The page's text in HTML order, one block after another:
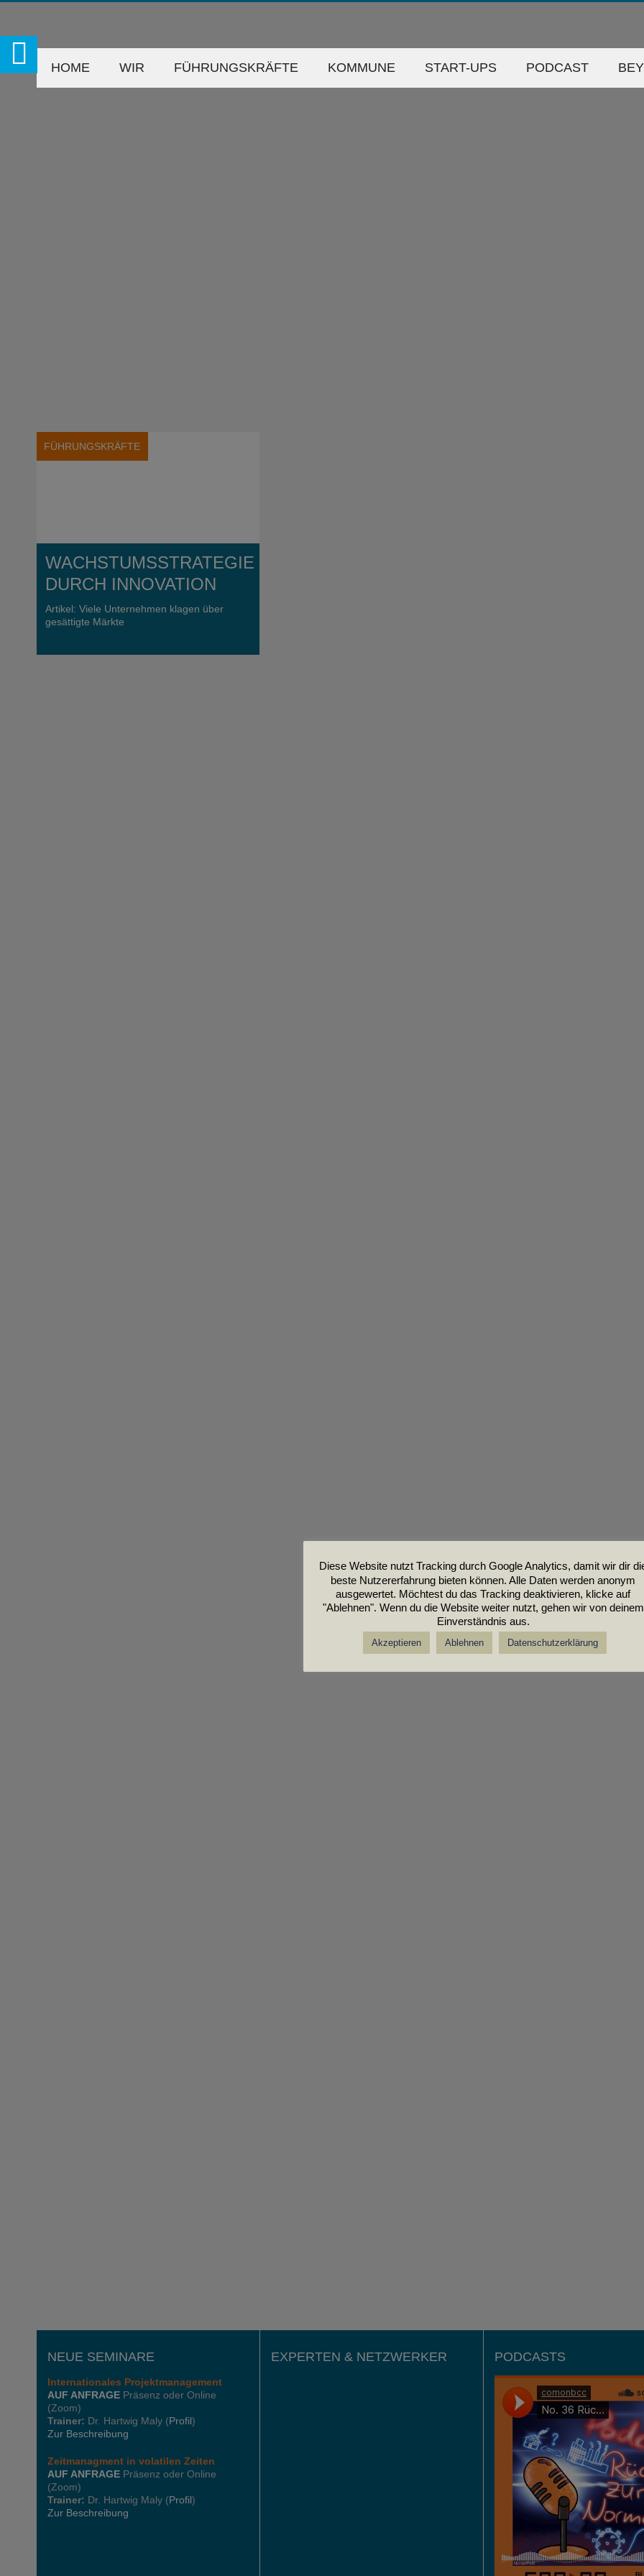
HOME WIR FÜHRUNGSKRÄFTE KOMMUNE START-UPS PODCAST
FÜHRUNGSKRÄFTE
WACHSTUMSSTRATEGIE
DURCH INNOVATION
Artikel: Viele Unternehmen klagen über
gesättigte Märkte
NEUE SEMINARE
Internationales Projektmanagement
AUF ANFRAGEPräsenz oder Online
(Zoom)
Trainer: Dr. Hartwig Maly (Profil)
Zur Beschreibung
Zeitmanagment in volatilen Zeiten
AUF ANFRAGEPräsenz oder Online
(Zoom)
Trainer: Dr. Hartwig Maly (Profil)
Zur Beschreibung
EXPERTEN & NETZWERKER PODCASTS
Diese Website nutzt Tracking durch Google Analytics, damit wir dir
beste Nutzererfahrung bieten können. Alle Daten werden anonym
ausgewertet. Möchtest du das Tracking deaktivieren, klicke auf
"Ablehnen". Wenn du die Website weiter nutzt, gehen wir von deinem
Einverständnis aus.
Akzeptieren Ablehnen Datenschutzerklärung